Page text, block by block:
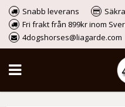
Snabb leverans
Fri frakt från 899kr inom
4dogshorses@liagarde.com